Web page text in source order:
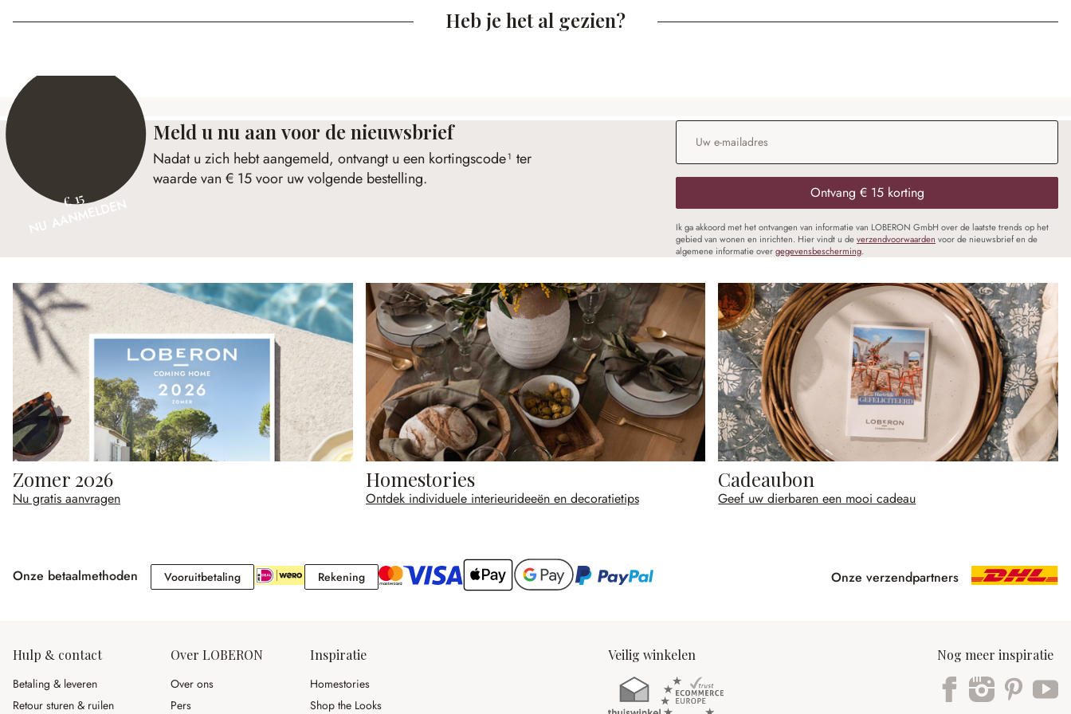
Heb je het al gezien?
€ 15
NU AANMELDEN
Meld u nu aan voor de nieuwsbrief
Nadat u zich hebt aangemeld, ontvangt u een kortingscode¹ ter
waarde van € 15 voor uw volgende bestelling.
E-mailadres
Ontvang € 15 korting
Ik ga akkoord met het ontvangen van informatie van LOBERON GmbH over de laatste trends op het
gebied van wonen en inrichten. Hier vindt u deverzendvoorwaarden voor de nieuwsbrief en de
algemene informatie overgegevensbescherming.
Zomer 2026
Nu gratis aanvragen
Homestories
Ontdek individuele interieurideeën en decoratietips
Cadeaubon
Geef uw dierbaren een mooi cadeau
Onze betaalmethoden VooruitbetalingVooruitbetaling RekeningRekening Onze verzendpartners
Hulp & contact
Betaling & leveren
Retour sturen & ruilen
Over LOBERON
Over ons
Pers
Inspiratie
Homestories
Shop the Looks
Veilig winkelen Nog meer inspiratie